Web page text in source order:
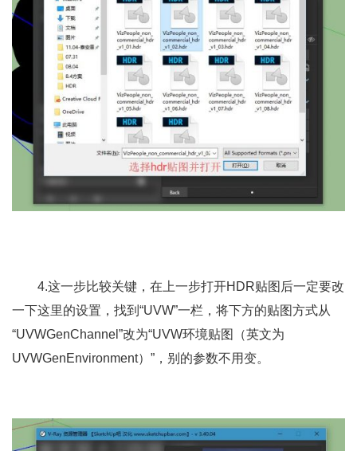
4.这一步比较关键，在上一步打开HDR贴图后一定要改
一下这里的设置，找到“UVW”一栏，将下方的贴图方式从
“UVWGenChannel”改为“UVW环境贴图（英文为
UVWGenEnvironment）”，别的参数不用变。